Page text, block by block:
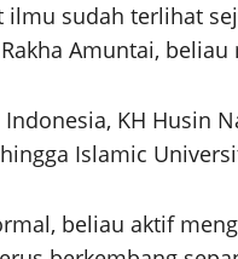
sudah terlihat
Amuntai,
KH Husin
Islamic
beliau aktif